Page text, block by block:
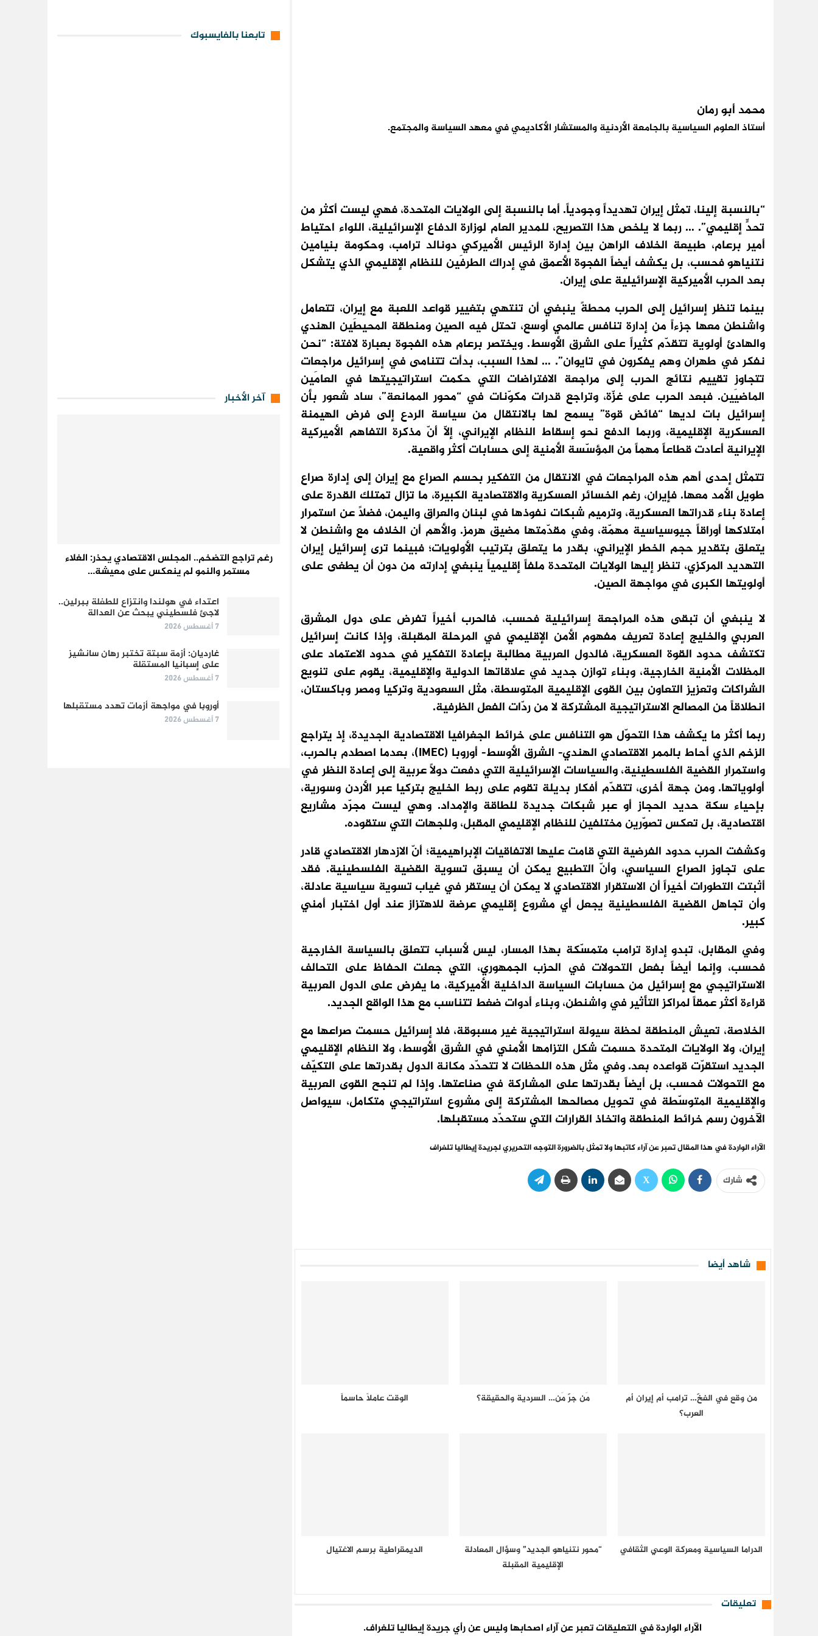
محمد أبو رمان
أستاذ العلوم السياسية بالجامعة الأردنية والمستشار الأكاديمي في معهد السياسة والمجتمع.
“بالنسبة إلينا، تمثل إيران تهديداً وجودياً. أما بالنسبة إلى الولايات المتحدة، فهي ليست أكثر من
تحدٍّ إقليمي”. … ربما لا يلخص هذا التصريح، للمدير العام لوزارة الدفاع الإسرائيلية، اللواء احتياط
أمير برعام، طبيعة الخلاف الراهن بين إدارة الرئيس الأميركي دونالد ترامب، وحكومة بنيامين
نتنياهو فحسب، بل يكشف أيضاً الفجوة الأعمق في إدراك الطرفَين للنظام الإقليمي الذي يتشكل
بعد الحرب الأميركية الإسرائيلية على إيران.
بينما تنظر إسرائيل إلى الحرب محطةً ينبغي أن تنتهي بتغيير قواعد اللعبة مع إيران، تتعامل
واشنطن معها جزءاً من إدارة تنافس عالمي أوسع، تحتل فيه الصين ومنطقة المحيطَين الهندي
والهادئ أولوية تتقدّم كثيراً على الشرق الأوسط. ويختصر برعام هذه الفجوة بعبارة لافتة: “نحن
نفكر في طهران وهم يفكرون في تايوان”. … لهذا السبب، بدأت تتنامى في إسرائيل مراجعات
تتجاوز تقييم نتائج الحرب إلى مراجعة الافتراضات التي حكمت استراتيجيتها في العامَين
الماضيَين. فبعد الحرب على غزّة، وتراجع قدرات مكوّنات في “محور الممانعة”، ساد شعور بأن
إسرائيل بات لديها “فائض قوة” يسمح لها بالانتقال من سياسة الردع إلى فرض الهيمنة
العسكرية الإقليمية، وربما الدفع نحو إسقاط النظام الإيراني، إلّا أنّ مذكرة التفاهم الأميركية
الإيرانية أعادت قطاعاً مهماً من المؤسّسة الأمنية إلى حسابات أكثر واقعية.
تتمثل إحدى أهم هذه المراجعات في الانتقال من التفكير بحسم الصراع مع إيران إلى إدارة صراع
طويل الأمد معها. فإيران، رغم الخسائر العسكرية والاقتصادية الكبيرة، ما تزال تمتلك القدرة على
إعادة بناء قدراتها العسكرية، وترميم شبكات نفوذها في لبنان والعراق واليمن، فضلاً عن استمرار
امتلاكها أوراقاً جيوسياسية مهمّة، وفي مقدّمتها مضيق هرمز. والأهم أن الخلاف مع واشنطن لا
يتعلق بتقدير حجم الخطر الإيراني، بقدر ما يتعلق بترتيب الأولويات؛ فبينما ترى إسرائيل إيران
التهديد المركزي، تنظر إليها الولايات المتحدة ملفاً إقليمياً ينبغي إدارته من دون أن يطغى على
أولويتها الكبرى في مواجهة الصين.
لا ينبغي أن تبقى هذه المراجعة إسرائيلية فحسب، فالحرب أخيراً تفرض على دول المشرق
العربي والخليج إعادة تعريف مفهوم الأمن الإقليمي في المرحلة المقبلة، وإذا كانت إسرائيل
تكتشف حدود القوة العسكرية، فالدول العربية مطالبة بإعادة التفكير في حدود الاعتماد على
المظلات الأمنية الخارجية، وبناء توازن جديد في علاقاتها الدولية والإقليمية، يقوم على تنويع
الشراكات وتعزيز التعاون بين القوى الإقليمية المتوسطة، مثل السعودية وتركيا ومصر وباكستان،
انطلاقاً من المصالح الاستراتيجية المشتركة لا من ردّات الفعل الظرفية.
ربما أكثر ما يكشف هذا التحوّل هو التنافس على خرائط الجغرافيا الاقتصادية الجديدة، إذ يتراجع
الزخم الذي أحاط بالممر الاقتصادي الهندي- الشرق الأوسط- أوروبا (IMEC)، بعدما اصطدم بالحرب،
واستمرار القضية الفلسطينية، والسياسات الإسرائيلية التي دفعت دولاً عربية إلى إعادة النظر في
أولوياتها. ومن جهة أخرى، تتقدّم أفكار بديلة تقوم على ربط الخليج بتركيا عبر الأردن وسورية،
بإحياء سكة حديد الحجاز أو عبر شبكات جديدة للطاقة والإمداد. وهي ليست مجرّد مشاريع
اقتصادية، بل تعكس تصوّرين مختلفين للنظام الإقليمي المقبل، وللجهات التي ستقوده.
وكشفت الحرب حدود الفرضية التي قامت عليها الاتفاقيات الإبراهيمية؛ أنّ الازدهار الاقتصادي قادر
على تجاوز الصراع السياسي، وأنّ التطبيع يمكن أن يسبق تسوية القضية الفلسطينية. فقد
أثبتت التطورات أخيراً أن الاستقرار الاقتصادي لا يمكن أن يستقر في غياب تسوية سياسية عادلة،
وأن تجاهل القضية الفلسطينية يجعل أي مشروع إقليمي عرضة للاهتزاز عند أول اختبار أمني
كبير.
وفي المقابل، تبدو إدارة ترامب متمسّكة بهذا المسار، ليس لأسباب تتعلق بالسياسة الخارجية
فحسب، وإنما أيضاً بفعل التحولات في الحزب الجمهوري، التي جعلت الحفاظ على التحالف
الاستراتيجي مع إسرائيل من حسابات السياسة الداخلية الأميركية، ما يفرض على الدول العربية
قراءة أكثر عمقاً لمراكز التأثير في واشنطن، وبناء أدوات ضغط تتناسب مع هذا الواقع الجديد.
الخلاصة، تعيش المنطقة لحظة سيولة استراتيجية غير مسبوقة، فلا إسرائيل حسمت صراعها مع
إيران، ولا الولايات المتحدة حسمت شكل التزامها الأمني في الشرق الأوسط، ولا النظام الإقليمي
الجديد استقرّت قواعده بعد. وفي مثل هذه اللحظات لا تتحدّد مكانة الدول بقدرتها على التكيّف
مع التحولات فحسب، بل أيضاً بقدرتها على المشاركة في صناعتها. وإذا لم تنجح القوى العربية
والإقليمية المتوسّطة في تحويل مصالحها المشتركة إلى مشروع استراتيجي متكامل، سيواصل
الآخرون رسم خرائط المنطقة واتخاذ القرارات التي ستحدّد مستقبلها.
الآراء الواردة في هذا المقال تعبر عن آراء كاتبها ولا تمثل بالضرورة التوجه التحريري لجريدة إيطاليا تلغراف
شارك
شاهد أيضا
من وقع في الفخّ… ترامب أم إيران أم
العرب؟
مَن جرّ مَن… السردية والحقيقة؟ الوقت عاملاً حاسماً
الدراما السياسية ومعركة الوعي الثقافي
“محور نتنياهو الجديد” وسؤال المعادلة
الإقليمية المقبلة
الديمقراطية برسم الاغتيال
تعليقات
الآراء الواردة في التعليقات تعبر عن آراء اصحابها وليس عن رأي جريدة إيطاليا تلغراف.
تابعنا بالفايسبوك
آخر الأخبار
رغم تراجع التضخم.. المجلس الاقتصادي يحذر: الغلاء
مستمر والنمو لم ينعكس على معيشة…
اعتداء في هولندا وانتزاع للطفلة ببرلين..
لاجئ فلسطيني يبحث عن العدالة
7 أغسطس 2026
غارديان: أزمة سبتة تختبر رهان سانشيز
على إسبانيا المستقلة
7 أغسطس 2026
أوروبا في مواجهة أزمات تهدد مستقبلها
7 أغسطس 2026